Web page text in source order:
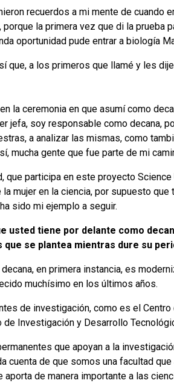
recuerdos a mi mente de cuando
la primera vez que di la prueba
oportunidad pude entrar a biología
que, a los primeros que llamé y les
la ceremonia en que asumí como
jefa, soy responsable como decana,
a analizar las mismas, como
mucha gente que fue parte de mi
que participa en este proyecto
mujer en la ciencia, por supuesto
sido mi ejemplo a seguir.
usted tiene por delante como
se plantea mientras dure su
en primera instancia, es
muchísimo en los últimos años.
de investigación, como es el
de Investigación y Desarrollo
que apoyan a la
cuenta de que somos una facultad
aporta de manera importante a las